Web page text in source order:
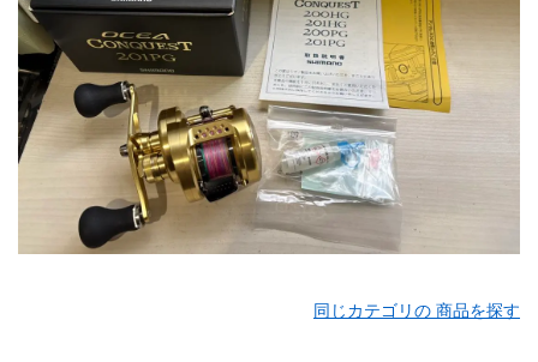
同じカテゴリの 商品を探す